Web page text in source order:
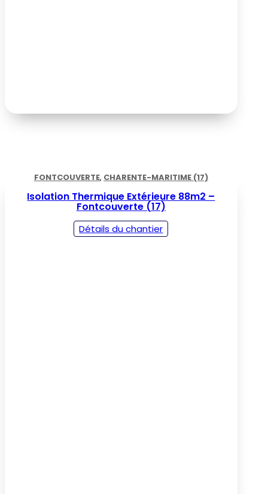
FONTCOUVERTE, CHARENTE-MARITIME (17)
Isolation Thermique Extérieure 88m2 –
Fontcouverte (17)
Détails du chantier